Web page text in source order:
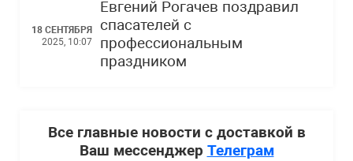
18 СЕНТЯБРЯ
2025, 10:07
Евгений Рогачев поздравил
спасателей с
профессиональным
праздником
Все главные новости с доставкой в
Ваш мессенджер Телеграм